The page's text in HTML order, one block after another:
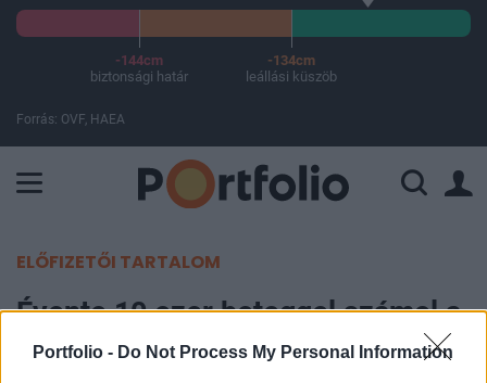
Portfolio - Do Not Process My Personal Information
-144cm
biztonsági határ
-134cm
leállási küszöb
Forrás: OVF, HAEA
ELŐFIZETŐI TARTALOM
Évente 10 ezer beteggel számol a
Magyarországon nyíló kínai